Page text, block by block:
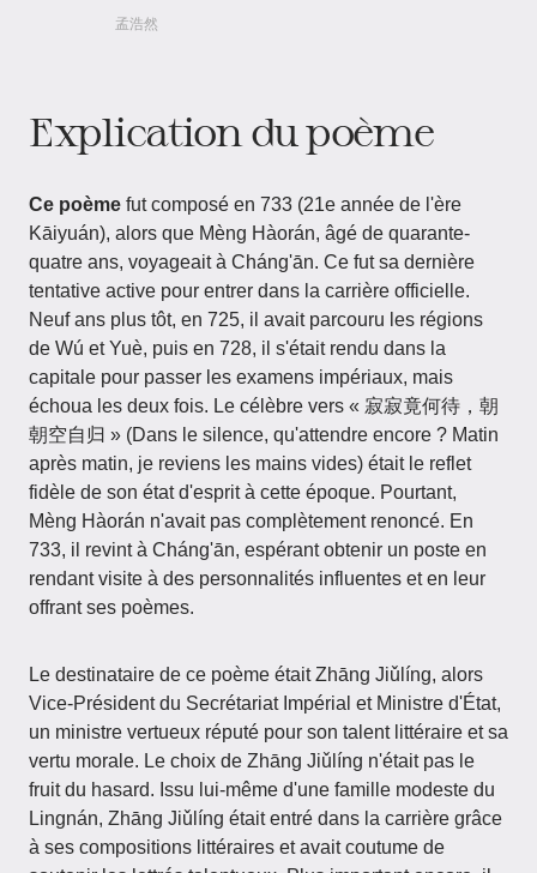
孟浩然
Explication du poème
Ce poème fut composé en 733 (21e année de l'ère
Kāiyuán), alors que Mèng Hàorán, âgé de quarante-
quatre ans, voyageait à Cháng'ān. Ce fut sa dernière
tentative active pour entrer dans la carrière officielle.
Neuf ans plus tôt, en 725, il avait parcouru les régions
de Wú et Yuè, puis en 728, il s'était rendu dans la
capitale pour passer les examens impériaux, mais
échoua les deux fois. Le célèbre vers « 寂寂竟何待，朝
朝空自归 » (Dans le silence, qu'attendre encore ? Matin
après matin, je reviens les mains vides) était le reflet
fidèle de son état d'esprit à cette époque. Pourtant,
Mèng Hàorán n'avait pas complètement renoncé. En
733, il revint à Cháng'ān, espérant obtenir un poste en
rendant visite à des personnalités influentes et en leur
offrant ses poèmes.
Le destinataire de ce poème était Zhāng Jiǔlíng, alors
Vice-Président du Secrétariat Impérial et Ministre d'État,
un ministre vertueux réputé pour son talent littéraire et sa
vertu morale. Le choix de Zhāng Jiǔlíng n'était pas le
fruit du hasard. Issu lui-même d'une famille modeste du
Lingnán, Zhāng Jiǔlíng était entré dans la carrière grâce
à ses compositions littéraires et avait coutume de